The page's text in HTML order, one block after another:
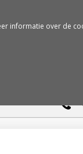
informatie over de